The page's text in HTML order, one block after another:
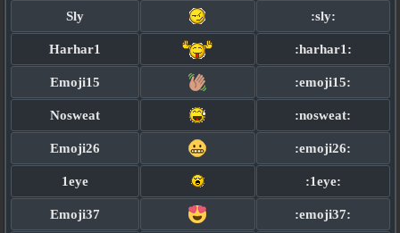
:sly:
Sly
:harhar1:
Harhar1
:emoji15:
Emoji15
:nosweat:
Nosweat
:emoji26:
Emoji26
:1eye:
1eye
:emoji37:
Emoji37